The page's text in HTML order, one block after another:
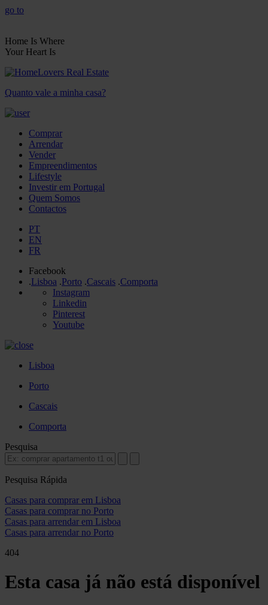
go to
Home Is Where
Your Heart Is
Quanto vale a minha casa?
Comprar
Arrendar
Vender
Empreendimentos
Lifestyle
Investir em Portugal
Quem Somos
Contactos
PT
EN
FR
Facebook
.Lisboa .Porto .Cascais .Comporta
Instagram
Linkedin
Pinterest
Youtube
Lisboa
Porto
Cascais
Comporta
Pesquisa
Pesquisa Rápida
Casas para comprar em Lisboa
Casas para comprar no Porto
Casas para arrendar em Lisboa
Casas para arrendar no Porto
404
Esta casa já não está disponível